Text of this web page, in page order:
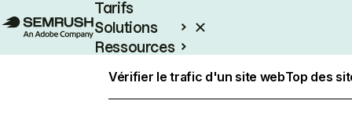
Tarifs
Solutions
Ressources
Vérifier le trafic d'un site webTop des